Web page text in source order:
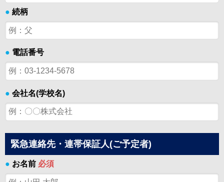
● 続柄
● 電話番号
● 会社名(学校名)
緊急連絡先・連帯保証人(ご予定者)
● お名前 必須